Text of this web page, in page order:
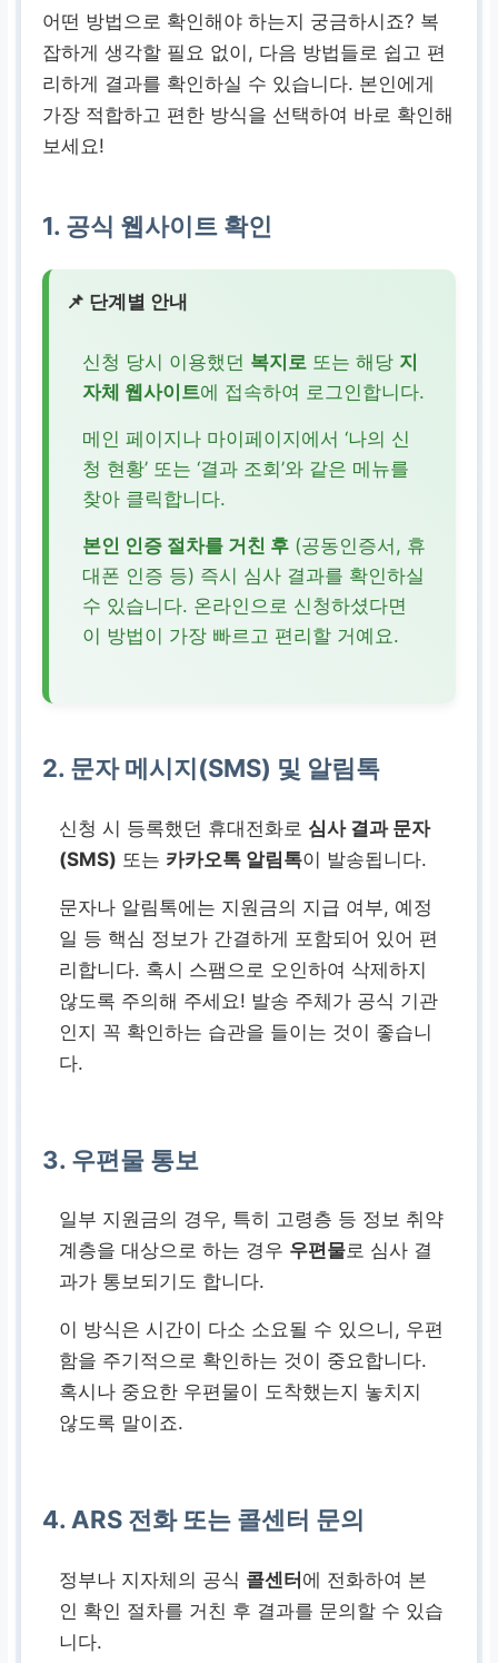
어떤 방법으로 확인해야 하는지 궁금하시죠? 복
잡하게 생각할 필요 없이, 다음 방법들로 쉽고 편
리하게 결과를 확인하실 수 있습니다. 본인에게
가장 적합하고 편한 방식을 선택하여 바로 확인해
보세요!
1. 공식 웹사이트 확인
📌 단계별 안내
신청 당시 이용했던 복지로 또는 해당 지
자체 웹사이트에 접속하여 로그인합니다.
메인 페이지나 마이페이지에서 ‘나의 신
청 현황’ 또는 ‘결과 조회’와 같은 메뉴를
찾아 클릭합니다.
본인 인증 절차를 거친 후 (공동인증서, 휴
대폰 인증 등) 즉시 심사 결과를 확인하실
수 있습니다. 온라인으로 신청하셨다면
이 방법이 가장 빠르고 편리할 거예요.
2. 문자 메시지(SMS) 및 알림톡
신청 시 등록했던 휴대전화로 심사 결과 문자
(SMS) 또는 카카오톡 알림톡이 발송됩니다.
문자나 알림톡에는 지원금의 지급 여부, 예정
일 등 핵심 정보가 간결하게 포함되어 있어 편
리합니다. 혹시 스팸으로 오인하여 삭제하지
않도록 주의해 주세요! 발송 주체가 공식 기관
인지 꼭 확인하는 습관을 들이는 것이 좋습니
다.
3. 우편물 통보
일부 지원금의 경우, 특히 고령층 등 정보 취약
계층을 대상으로 하는 경우 우편물로 심사 결
과가 통보되기도 합니다.
이 방식은 시간이 다소 소요될 수 있으니, 우편
함을 주기적으로 확인하는 것이 중요합니다.
혹시나 중요한 우편물이 도착했는지 놓치지
않도록 말이죠.
4. ARS 전화 또는 콜센터 문의
정부나 지자체의 공식 콜센터에 전화하여 본
인 확인 절차를 거친 후 결과를 문의할 수 있습
니다.